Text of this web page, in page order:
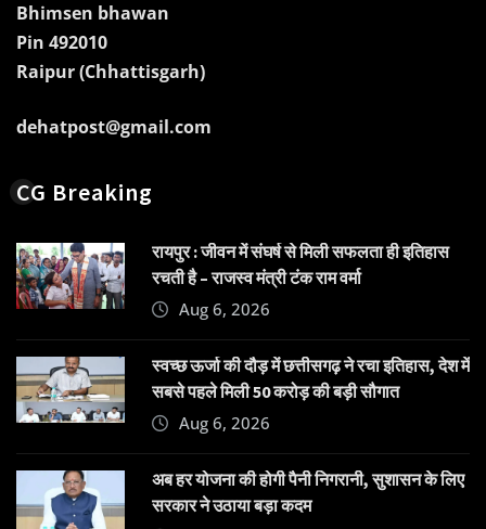
Bhimsen bhawan
Pin 492010
Raipur (Chhattisgarh)
dehatpost@gmail.com
CG Breaking
रायपुर : जीवन में संघर्ष से मिली सफलता ही इतिहास
रचती है – राजस्व मंत्री टंक राम वर्मा
Aug 6, 2026
स्वच्छ ऊर्जा की दौड़ में छत्तीसगढ़ ने रचा इतिहास, देश में
सबसे पहले मिली 50 करोड़ की बड़ी सौगात
Aug 6, 2026
अब हर योजना की होगी पैनी निगरानी, सुशासन के लिए
सरकार ने उठाया बड़ा कदम